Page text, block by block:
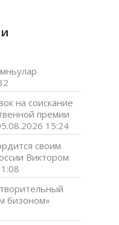
на соискание
премии
15:24
своим
Виктором
бизоном»